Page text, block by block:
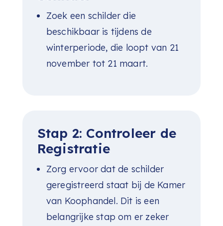
Zoek een schilder die
beschikbaar is tijdens de
winterperiode, die loopt van 21
november tot 21 maart.
Stap 2: Controleer de
Registratie
Zorg ervoor dat de schilder
geregistreerd staat bij de Kamer
van Koophandel. Dit is een
belangrijke stap om er zeker